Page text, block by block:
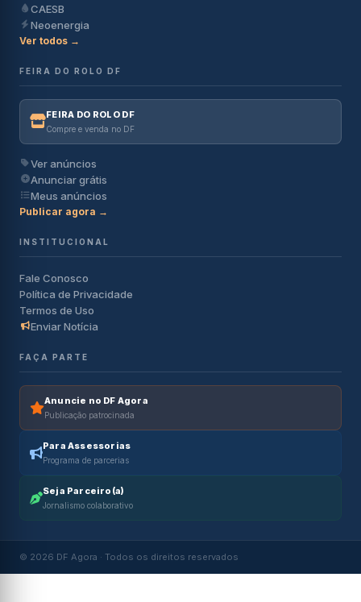
CAESB
Neoenergia
Ver todos →
FEIRA DO ROLO DF
FEIRA DO ROLO DF
Compre e venda no DF
Ver anúncios
Anunciar grátis
Meus anúncios
Publicar agora →
INSTITUCIONAL
Fale Conosco
Política de Privacidade
Termos de Uso
Enviar Notícia
FAÇA PARTE
Anuncie no DF Agora
Publicação patrocinada
Para Assessorias
Programa de parcerias
Seja Parceiro(a)
Jornalismo colaborativo
© 2026 DF Agora · Todos os direitos reservados